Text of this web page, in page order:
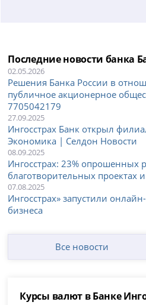
Последние новости банка
02.05.2026
Решения Банка России в
публичное акционерное
7705042179
27.09.2025
Ингосстрах Банк открыл
Экономика | Селдон Новости
08.09.2025
Ингосстрах: 23% опрошенных
благотворительных проектах
07.08.2025
Ингосстрах» запустили
бизнеса
Все новости
Курсы валют в Банке